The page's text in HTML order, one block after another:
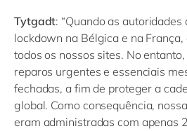
Tytgadt: “Quando as
lockdown na Bélgica e na
todos os nossos sites. No
reparos urgentes e essenciais
fechadas, a fim de proteger a
global. Como consequência,
eram administradas com apenas